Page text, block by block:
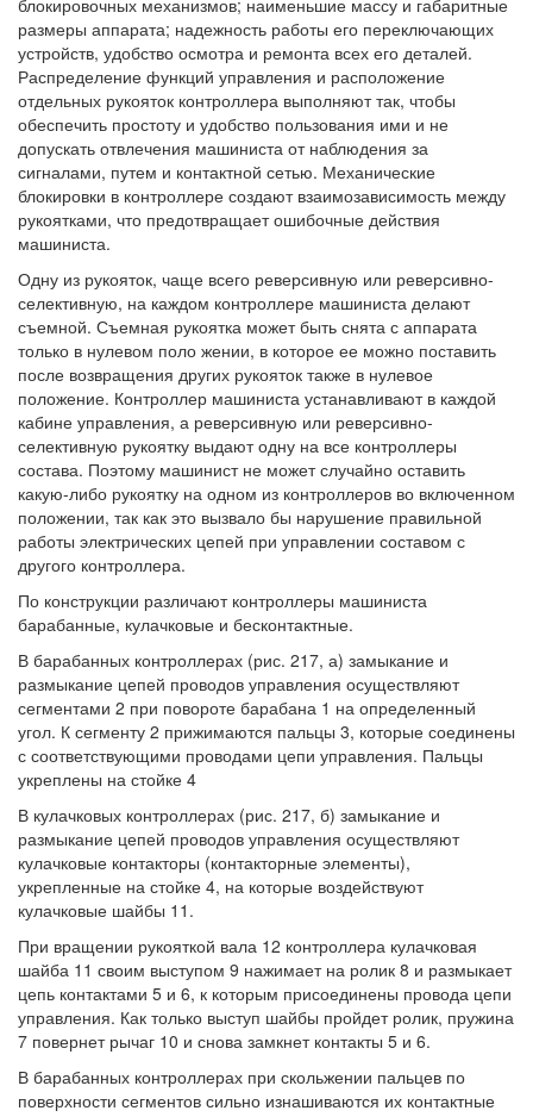
блокировочных механизмов; наименьшие массу и габаритные
размеры аппарата; надежность работы его переключающих
устройств, удобство осмотра и ремонта всех его деталей.
Распределение функций управления и расположение
отдельных рукояток контроллера выполняют так, чтобы
обеспечить простоту и удобство пользования ими и не
допускать отвлечения машиниста от наблюдения за
сигналами, путем и контактной сетью. Механические
блокировки в контроллере создают взаимозависимость между
рукоятками, что предотвращает ошибочные действия
машиниста.
Одну из рукояток, чаще всего реверсивную или реверсивно-
селективную, на каждом контроллере машиниста делают
съемной. Съемная рукоятка может быть снята с аппарата
только в нулевом поло жении, в которое ее можно поставить
после возвращения других рукояток также в нулевое
положение. Контроллер машиниста устанавливают в каждой
кабине управления, а реверсивную или реверсивно-
селективную рукоятку выдают одну на все контроллеры
состава. Поэтому машинист не может случайно оставить
какую-либо рукоятку на одном из контроллеров во включенном
положении, так как это вызвало бы нарушение правильной
работы электрических цепей при управлении составом с
другого контроллера.
По конструкции различают контроллеры машиниста
барабанные, кулачковые и бесконтактные.
В барабанных контроллерах (рис. 217, а) замыкание и
размыкание цепей проводов управления осуществляют
сегментами 2 при повороте барабана 1 на определенный
угол. К сегменту 2 прижимаются пальцы 3, которые соединены
с соответствующими проводами цепи управления. Пальцы
укреплены на стойке 4
В кулачковых контроллерах (рис. 217, б) замыкание и
размыкание цепей проводов управления осуществляют
кулачковые контакторы (контакторные элементы),
укрепленные на стойке 4, на которые воздействуют
кулачковые шайбы 11.
При вращении рукояткой вала 12 контроллера кулачковая
шайба 11 своим выступом 9 нажимает на ролик 8 и размыкает
цепь контактами 5 и 6, к которым присоединены провода цепи
управления. Как только выступ шайбы пройдет ролик, пружина
7 повернет рычаг 10 и снова замкнет контакты 5 и 6.
В барабанных контроллерах при скольжении пальцев по
поверхности сегментов сильно изнашиваются их контактные